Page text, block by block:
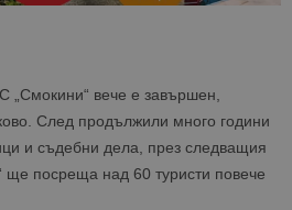
„Смокини“ вече е завършен,
След продължили много години
и съдебни дела, през следващия
ще посреща над 60 туристи повече